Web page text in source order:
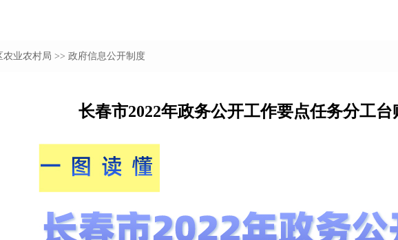
农业农村局 >> 政府信息公开制度
长春市2022年政务公开工作要点任务分工台